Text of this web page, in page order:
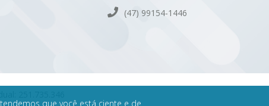
que você está ciente e de
(47) 99154-1446